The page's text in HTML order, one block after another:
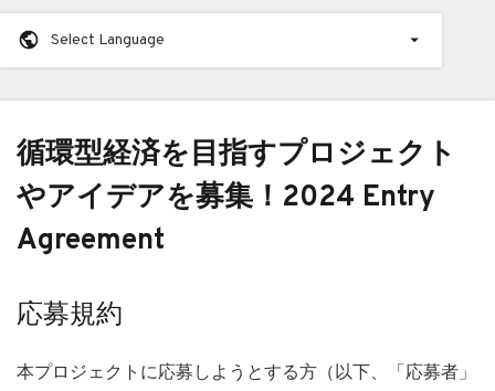
Select Language
循環型経済を目指すプロジェクト
やアイデアを募集！2024 Entry
Agreement
応募規約
本プロジェクトに応募しようとする方（以下、「応募者」